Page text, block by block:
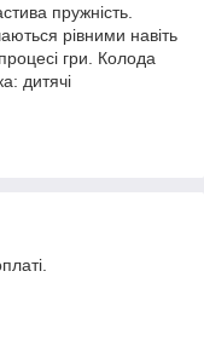
пружність.
рівними навіть
гри. Колода
дитячі